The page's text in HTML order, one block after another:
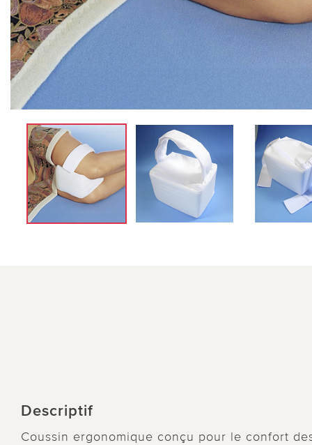
Descriptif
Coussin ergonomique conçu pour le confort